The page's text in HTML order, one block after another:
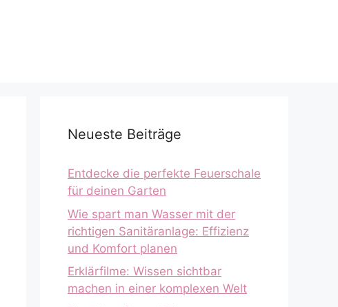
Neueste Beiträge
Entdecke die perfekte Feuerschale
für deinen Garten
Wie spart man Wasser mit der
richtigen Sanitäranlage: Effizienz
und Komfort planen
Erklärfilme: Wissen sichtbar
machen in einer komplexen Welt